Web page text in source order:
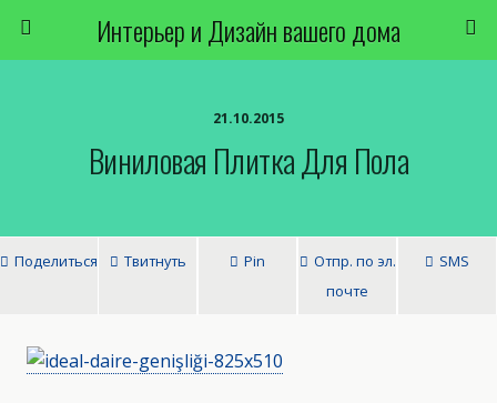
Интерьер и Дизайн вашего дома
21.10.2015
Виниловая Плитка Для Пола
Поделиться Твитнуть Pin
Отпр. по эл.
почте
SMS